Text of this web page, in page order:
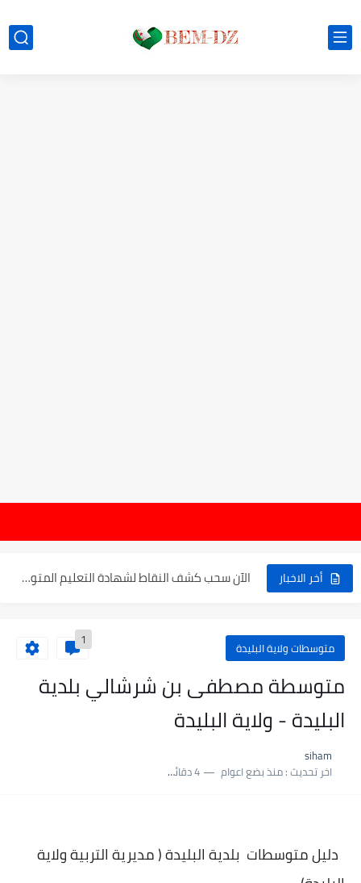
أخر الاخبار
الإعلان عن نتائج بكالوريا 2025 في الجزائر يوم 20...
الآن سحب كشف النقاط لشهادة التعليم المتوسط 2025
حساب معدل شهادة التعليم المتوسط بيام 2025
متوسطات ولاية البليدة 1
متوسطة مصطفى بن شرشالي بلدية
البليدة - ولاية البليدة
siham
اخر تحديث :منذ بضع اعوام 4 دقائق للقراءة
دليل متوسطات بلديةالبليدة ( مديرية التربية ولاية